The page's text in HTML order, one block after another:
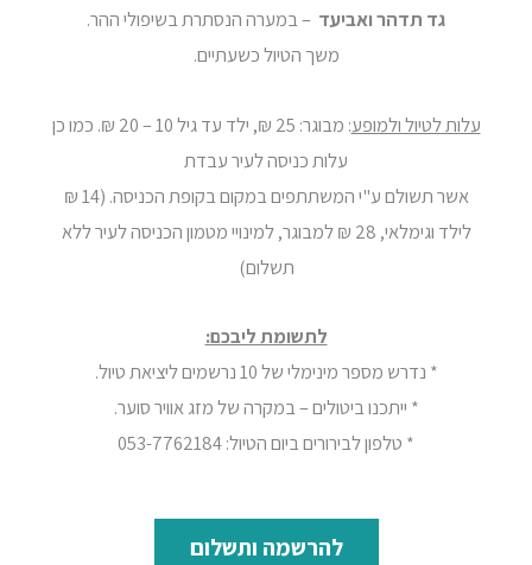
גד תדהר ואביעד – במערה הנסתרת בשיפולי ההר.
משך הטיול כשעתיים.
עלות לטיול ולמופע
: מבוגר: 25 ₪, ילד עד גיל 10 – 20 ₪. כמו כן
עלות כניסה לעיר עבדת
אשר תשולם ע"י המשתתפים במקום בקופת הכניסה. (14 ₪
לילד וגימלאי, 28 ₪ למבוגר, למינויי מטמון הכניסה לעיר ללא
תשלום)
לתשומת ליבכם:
* נדרש מספר מינימלי של 10 נרשמים ליציאת טיול.
* ייתכנו ביטולים – במקרה של מזג אוויר סוער.
* טלפון לבירורים ביום הטיול: 053-7762184
להרשמה ותשלום